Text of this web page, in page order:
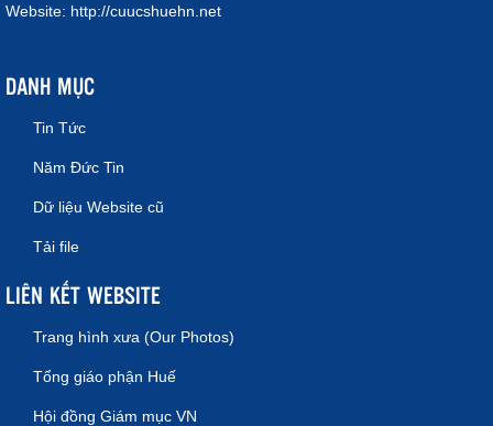
Website: http://cuucshuehn.net
DANH MỤC
Tin Tức
Năm Đức Tin
Dữ liệu Website cũ
Tải file
LIÊN KẾT WEBSITE
Trang hình xưa (Our Photos)
Tổng giáo phận Huế
Hội đồng Giám mục VN